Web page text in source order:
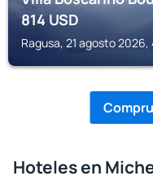
814USD
Ragusa, 21 agosto 2026,
Hoteles en